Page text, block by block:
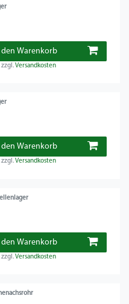
den Warenkorb
zzgl.Versandkosten
den Warenkorb
zzgl.Versandkosten
den Warenkorb
zzgl.Versandkosten